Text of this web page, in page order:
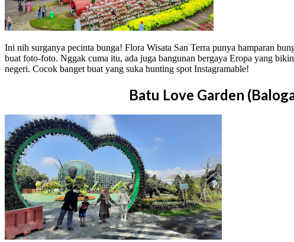
Ini nih surganya pecinta bunga! Flora Wisata San Terra punya hamparan
buat foto-foto. Nggak cuma itu, ada juga bangunan bergaya Eropa yang
negeri. Cocok banget buat yang suka hunting spot Instagramable!
Batu Love Garden